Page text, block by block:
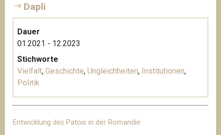
Dapli
Dauer
01.2021 - 12.2023
Stichworte
Vielfalt, Geschichte, Ungleichheiten, Institutionen,
Politik
Entwicklung des Patois in der Romandie